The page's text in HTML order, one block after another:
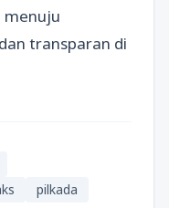
menuju
transparan di
pilkada